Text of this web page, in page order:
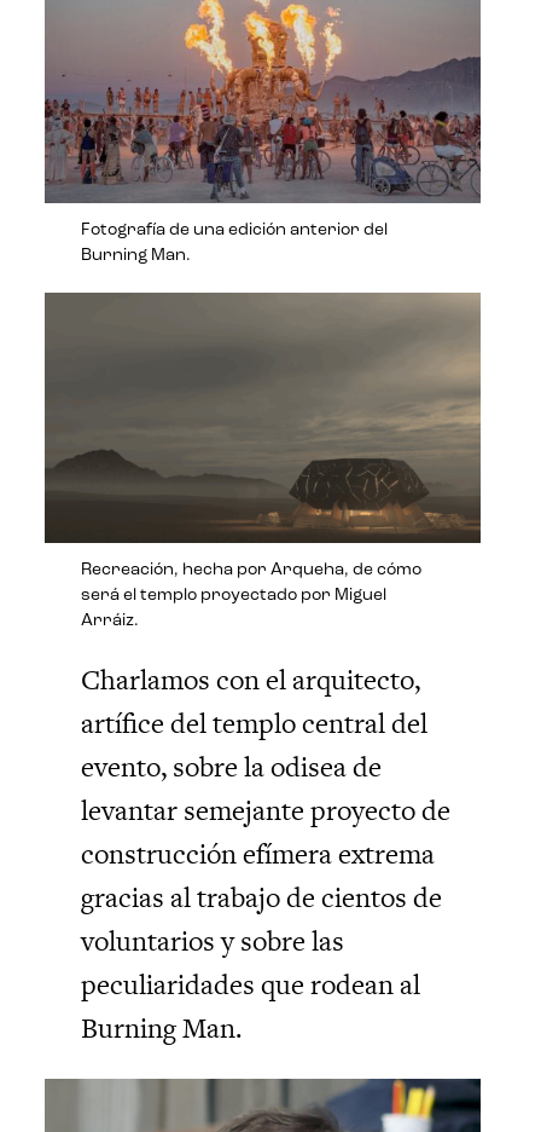
Fotografía de una edición anterior del
Burning Man.
Recreación, hecha por Arqueha, de cómo
será el templo proyectado por Miguel
Arráiz.
Charlamos con el arquitecto,
artífice del templo central del
evento, sobre la odisea de
levantar semejante proyecto de
construcción efímera extrema
gracias al trabajo de cientos de
voluntarios y sobre las
peculiaridades que rodean al
Burning Man.